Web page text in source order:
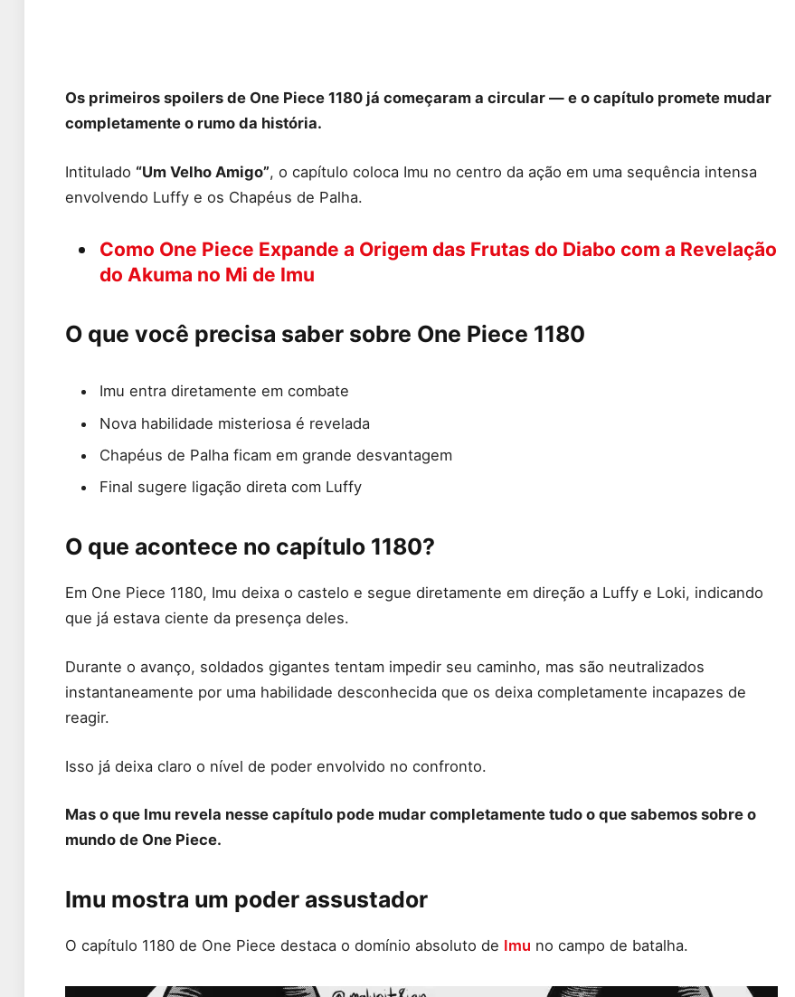
Os primeiros spoilers de One Piece 1180 já começaram a circular — e o capítulo promete mudar
completamente o rumo da história.
Intitulado “Um Velho Amigo”, o capítulo coloca Imu no centro da ação em uma sequência intensa
envolvendo Luffy e os Chapéus de Palha.
Como One Piece Expande a Origem das Frutas do Diabo com a Revelação
do Akuma no Mi de Imu
O que você precisa saber sobre One Piece 1180
Imu entra diretamente em combate
Nova habilidade misteriosa é revelada
Chapéus de Palha ficam em grande desvantagem
Final sugere ligação direta com Luffy
O que acontece no capítulo 1180?
Em One Piece 1180, Imu deixa o castelo e segue diretamente em direção a Luffy e Loki, indicando
que já estava ciente da presença deles.
Durante o avanço, soldados gigantes tentam impedir seu caminho, mas são neutralizados
instantaneamente por uma habilidade desconhecida que os deixa completamente incapazes de
reagir.
Isso já deixa claro o nível de poder envolvido no confronto.
Mas o que Imu revela nesse capítulo pode mudar completamente tudo o que sabemos sobre o
mundo de One Piece.
Imu mostra um poder assustador
O capítulo 1180 de One Piece destaca o domínio absoluto de Imu no campo de batalha.